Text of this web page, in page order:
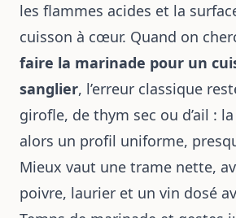
les flammes acides et la
cuisson à cœur. Quand on
faire la marinade pour un
sanglier, l’erreur classique
girofle, de thym sec ou d’ail :
alors un profil uniforme,
Mieux vaut une trame nette,
poivre, laurier et un vin dosé